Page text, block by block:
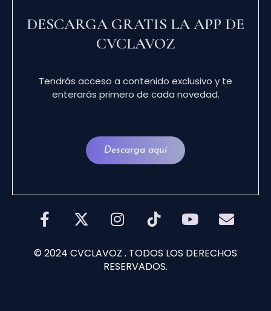
DESCARGA GRATIS LA APP DE
CVCLAVOZ
Tendrás acceso a contenido exclusivo y te
enterarás primero de cada novedad.
Descarga aquí
© 2024 CVCLAVOZ . TODOS LOS DERECHOS
RESERVADOS.